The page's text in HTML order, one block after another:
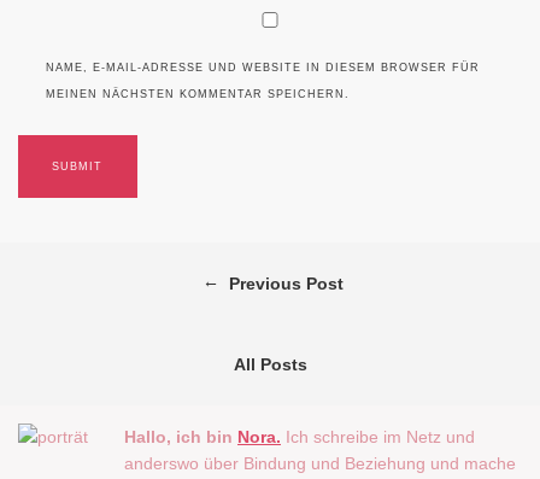
NAME, E-MAIL-ADRESSE UND WEBSITE IN DIESEM BROWSER FÜR
MEINEN NÄCHSTEN KOMMENTAR SPEICHERN.
← Previous Post
All Posts
Hallo, ich bin Nora. Ich schreibe im Netz und
anderswo über Bindung und Beziehung und mache